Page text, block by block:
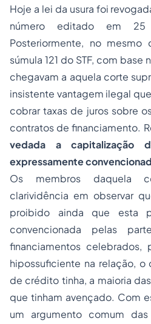
Hoje a lei da usura foi
número editado em
Posteriormente, no
súmula 121 do STF, com
chegavam a aquela corte
insistente vantagem ilegal
cobrar taxas de juros sobre
contratos de financiamento.
vedada a capitalização
expressamente
Os membros daquela
clarividência em observar
proibido ainda que esta
convencionada pelas
financiamentos
hipossuficiente na relação,
de crédito tinha, a maioria
que tinham avençado. Com
um argumento comum